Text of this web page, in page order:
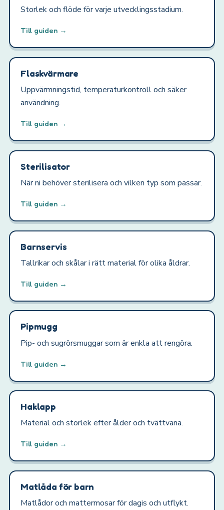
Storlek och flöde för varje utvecklingsstadium.
Till guiden →
Flaskvärmare
Uppvärmningstid, temperaturkontroll och säker
användning.
Till guiden →
Sterilisator
När ni behöver sterilisera och vilken typ som passar.
Till guiden →
Barnservis
Tallrikar och skålar i rätt material för olika åldrar.
Till guiden →
Pipmugg
Pip- och sugrörsmuggar som är enkla att rengöra.
Till guiden →
Haklapp
Material och storlek efter ålder och tvättvana.
Till guiden →
Matlåda för barn
Matlådor och mattermosar för dagis och utflykt.